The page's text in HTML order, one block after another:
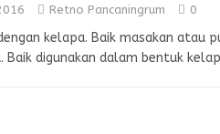
Retno Pancaningrum 0
kelapa. Baik masakan atau
Baik digunakan dalam bentuk